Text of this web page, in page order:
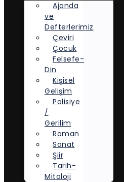
Ajanda
ve
Defterlerimiz
Çeviri
Çocuk
Felsefe-
Din
Kişisel
Gelişim
Polisiye
/
Gerilim
Roman
Sanat
Şiir
Tarih-
Mitoloji